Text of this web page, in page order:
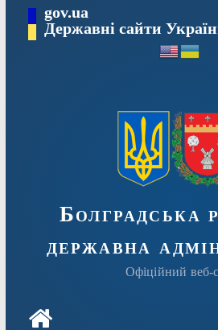
Перейтиgov.ua
Державні сайти
Болградська
державна
Офіційний веб-